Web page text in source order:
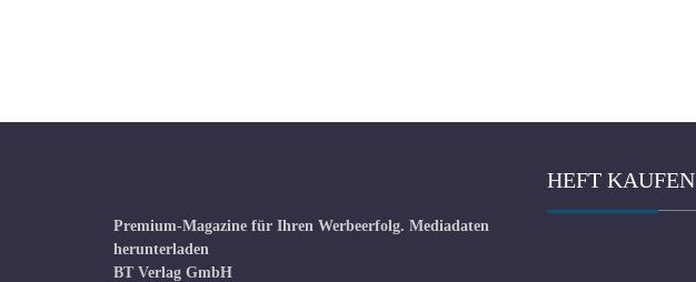
Premium-Magazine für Ihren Werbeerfolg. Mediadaten
herunterladen
BT Verlag GmbH
HEFT KAUFEN